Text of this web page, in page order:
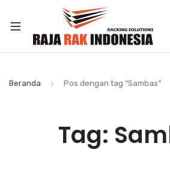
Beranda Pos dengan tag “Sambas”
Tag: